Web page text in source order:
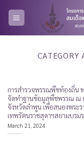
การสำรวจพรรณพืชท้องถิ่น
จัดทำฐานข้อมูลพืชพรรณ ณ
จังหวัดลำพูน เพื่อสนองพระ
เทพรัตนราชสุดาฯสยามบรม
March 21, 2024